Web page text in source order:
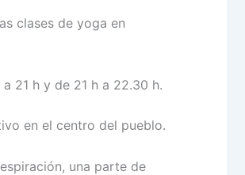
clases de yoga en
21 h y de 21 h a 22.30 h.
en el centro del pueblo.
una parte de